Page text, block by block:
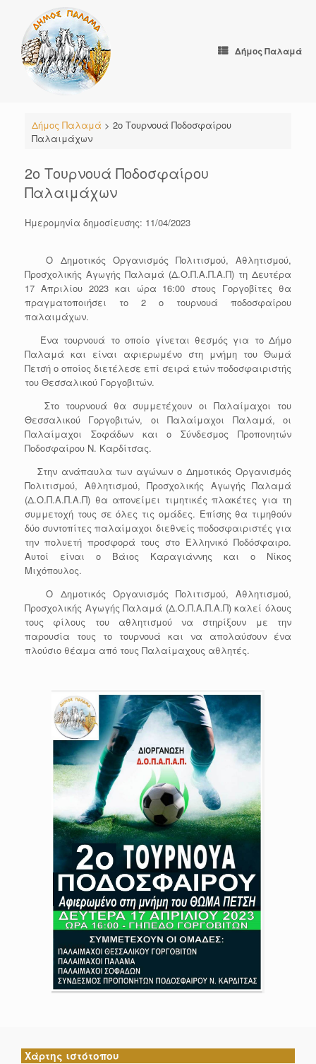
content
Δήμος Παλαμά
Δήμος Παλαμά > 2ο Τουρνουά Ποδοσφαίρου
Παλαιμάχων
2ο Τουρνουά Ποδοσφαίρου
Παλαιμάχων
Ημερομηνία δημοσίευσης: 11/04/2023
Ο Δημοτικός Οργανισμός Πολιτισμού, Αθλητισμού,
Προσχολικής Αγωγής Παλαμά (Δ.Ο.Π.Α.Π.Α.Π) τη Δευτέρα
17 Απριλίου 2023 και ώρα 16:00 στους Γοργοβίτες θα
πραγματοποιήσει το 2 ο τουρνουά ποδοσφαίρου
παλαιμάχων.
Ένα τουρνουά το οποίο γίνεται θεσμός για το Δήμο
Παλαμά και είναι αφιερωμένο στη μνήμη του Θωμά
Πετσή ο οποίος διετέλεσε επί σειρά ετών ποδοσφαιριστής
του Θεσσαλικού Γοργοβιτών.
Στο τουρνουά θα συμμετέχουν οι Παλαίμαχοι του
Θεσσαλικού Γοργοβιτών, οι Παλαίμαχοι Παλαμά, οι
Παλαίμαχοι Σοφάδων και ο Σύνδεσμος Προπονητών
Ποδοσφαίρου Ν. Καρδίτσας.
Στην ανάπαυλα των αγώνων ο Δημοτικός Οργανισμός
Πολιτισμού, Αθλητισμού, Προσχολικής Αγωγής Παλαμά
(Δ.Ο.Π.Α.Π.Α.Π) θα απονείμει τιμητικές πλακέτες για τη
συμμετοχή τους σε όλες τις ομάδες. Επίσης θα τιμηθούν
δύο συντοπίτες παλαίμαχοι διεθνείς ποδοσφαιριστές για
την πολυετή προσφορά τους στο Ελληνικό Ποδόσφαιρο.
Αυτοί είναι ο Βάιος Καραγιάννης και ο Νίκος
Μιχόπουλος.
Ο Δημοτικός Οργανισμός Πολιτισμού, Αθλητισμού,
Προσχολικής Αγωγής Παλαμά (Δ.Ο.Π.Α.Π.Α.Π) καλεί όλους
τους φίλους του αθλητισμού να στηρίξουν με την
παρουσία τους το τουρνουά και να απολαύσουν ένα
πλούσιο θέαμα από τους Παλαίμαχους αθλητές.
Χάρτης ιστότοπου